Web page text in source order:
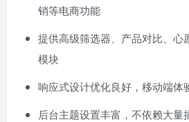
销等电商功能
提供高级筛选器、产品对比、心
模块
响应式设计优化良好，移动端体
后台主题设置丰富，不依赖大量